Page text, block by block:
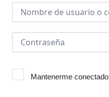
Mantenerme conectado